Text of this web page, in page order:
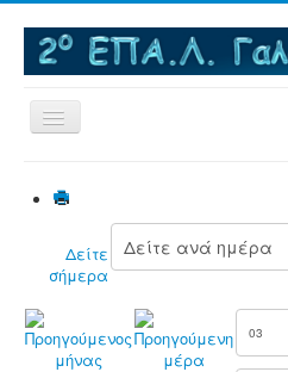
Εναλλαγή
πλοήγησης
MNAE - Μια Νέα Αρχή στα ΕΠΑΛ
Δραστηριότητες
Δείτε
σήμερα